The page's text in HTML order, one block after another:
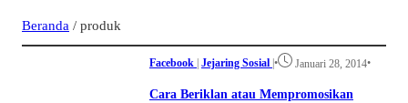
Beranda / produk
Facebook Jejaring Sosial • Januari 28, 2014•
Cara Beriklan atau Mempromosikan